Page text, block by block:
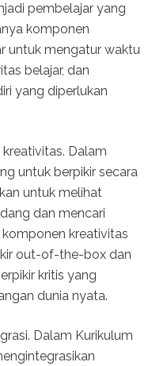
pembelajar yang
komponen
untuk mengatur waktu
belajar, dan
yang diperlukan
Dalam
untuk berpikir secara
untuk melihat
dan mencari
kreativitas
out-of-the-box dan
kritis yang
dunia nyata.
Dalam Kurikulum